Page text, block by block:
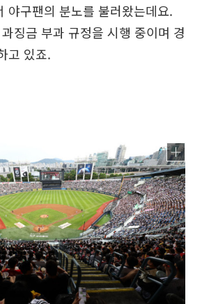
야구팬의 분노를 불러왔는데요.
징금 부과 규정을 시행 중이며 경
고 있죠.